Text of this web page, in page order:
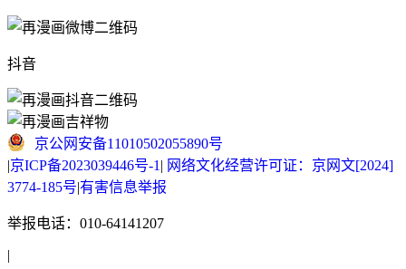
抖音
京公网安备11010502055890号
|京ICP备2023039446号-1 | 网络文化经营许可证：京网文[2024]
3774-185号|有害信息举报
举报电话：010-64141207
|